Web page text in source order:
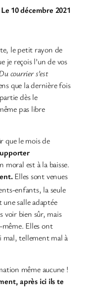
Le 10 décembre 2021
le petit rayon de
je reçois l’un de vos
courrier s’est
que la dernière fois
dès le
pas libre
que le mois de
est à la baisse.
Elles sont venues
enfants, la seule
une salle adaptée
voir bien sûr, mais
Elles ont
mal, tellement mal à
même aucune !
après ici ils te